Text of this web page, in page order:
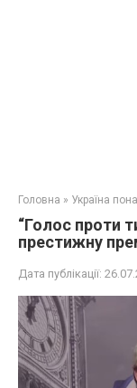
Головна » Україна
“Голос проти
престижну
Дата публікації: